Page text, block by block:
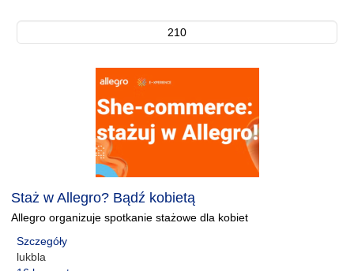
210
Staż w Allegro? Bądź kobietą
Allegro organizuje spotkanie stażowe dla kobiet
Szczegóły
lukbla